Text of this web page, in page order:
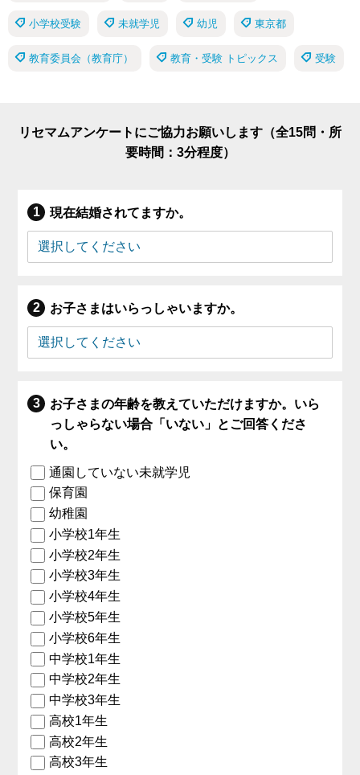
小学校受験 未就学児 幼児 東京都
教育委員会（教育庁） 教育・受験 トピックス 受験
リセマムアンケートにご協力お願いします（全15問・所
要時間：3分程度）
現在結婚されてますか。
お子さまはいらっしゃいますか。
お子さまの年齢を教えていただけますか。いら
っしゃらない場合「いない」とご回答くださ
い。
通園していない未就学児
保育園
幼稚園
小学校1年生
小学校2年生
小学校3年生
小学校4年生
小学校5年生
小学校6年生
中学校1年生
中学校2年生
中学校3年生
高校1年生
高校2年生
高校3年生